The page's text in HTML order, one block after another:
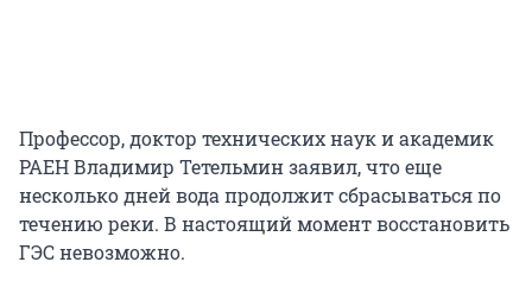
Профессор, доктор технических наук и академик
РАЕН Владимир Тетельмин заявил, что еще
несколько дней вода продолжит сбрасываться по
течению реки. В настоящий момент восстановить
ГЭС невозможно.